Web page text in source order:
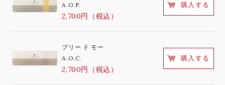
A.O.P.
2,700円（税込）
購入する
ブリー ド モー
A.O.C.
2,700円（税込）
購入する